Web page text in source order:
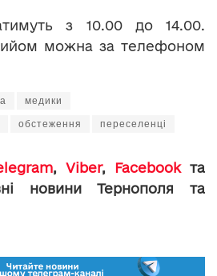
з 10.00 до 14.00.
можна за телефоном
медики
обстеження переселенці
, Viber, Facebookта
новини Тернополя та